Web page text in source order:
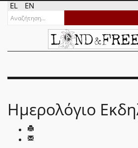
EL EN
Ημερολόγιο